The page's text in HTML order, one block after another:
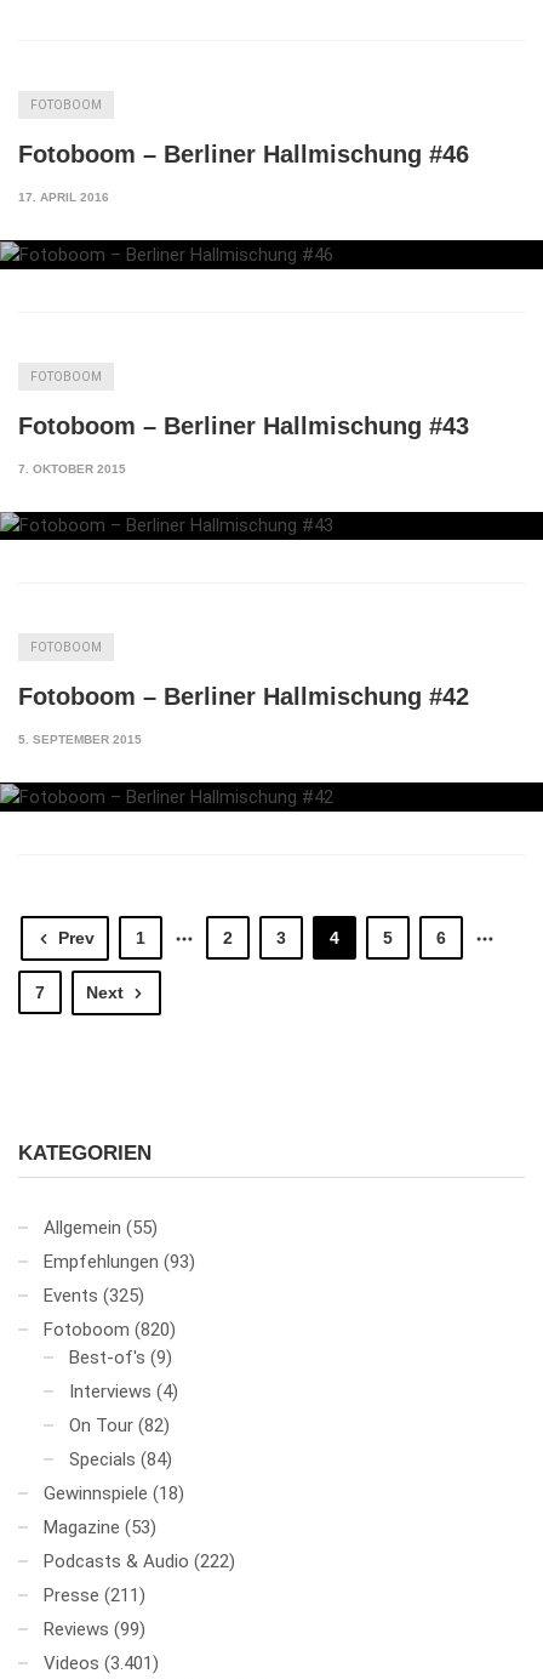
FOTOBOOM
Fotoboom – Berliner Hallmischung #46
17. APRIL 2016
FOTOBOOM
Fotoboom – Berliner Hallmischung #43
7. OKTOBER 2015
FOTOBOOM
Fotoboom – Berliner Hallmischung #42
5. SEPTEMBER 2015
Prev 1 2 3 4 5 6
7 Next
KATEGORIEN
Allgemein (55)
Empfehlungen (93)
Events (325)
Fotoboom (820)
Best-of's (9)
Interviews (4)
On Tour (82)
Specials (84)
Gewinnspiele (18)
Magazine (53)
Podcasts & Audio (222)
Presse (211)
Reviews (99)
Videos (3.401)